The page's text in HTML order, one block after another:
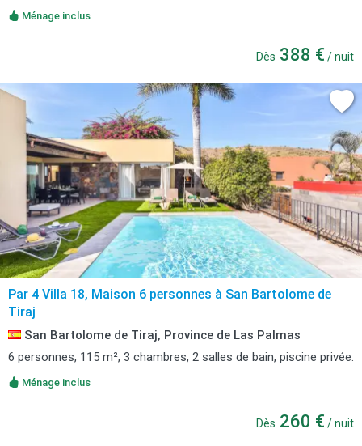
Ménage inclus
Dès 388 € / nuit
Par 4 Villa 18, Maison 6 personnes à San Bartolome de
Tiraj
San Bartolome de Tiraj, Province de Las Palmas
6 personnes, 115 m², 3 chambres, 2 salles de bain, piscine privée.
Ménage inclus
Dès 260 € / nuit